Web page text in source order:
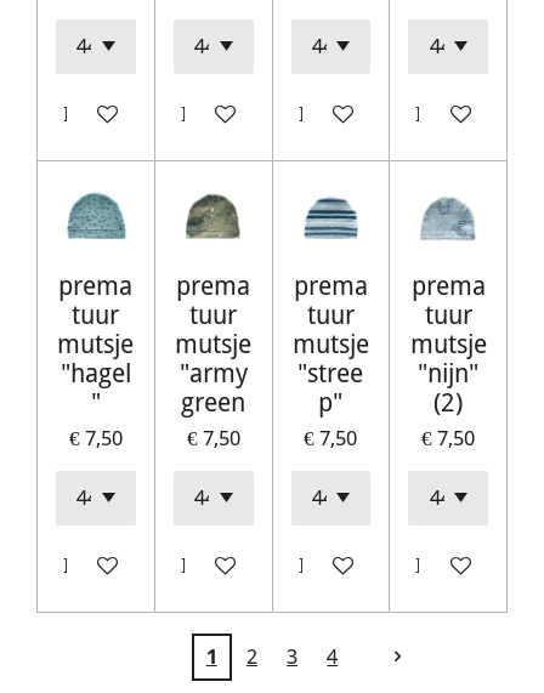
In winkelwagenIn winkelwagenIn winkelwagen
In
prema
tuur
mutsje
"hagel
"
€ 7,50
In winkelwagen
prema
tuur
mutsje
"army
green
€ 7,50
In winkelwagen
prema
tuur
mutsje
"stree
p"
€ 7,50
In winkelwagen
prema
tuur
mutsje
"nijn"
(2)
€ 7,50
In
1 2 3 4